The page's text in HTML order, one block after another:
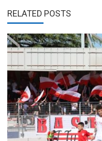
RELATED POSTS